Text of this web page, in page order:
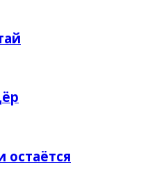
остаётся